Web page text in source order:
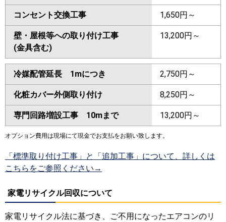
コンセント交換工事 1,650円～
壁・屋根等への取り付け工事
(金具含む)
13,200円～
冷媒配管延長 1mにつき 2,750円～
化粧カバー外側取り付け 8,250円～
専門回路増設工事 10mまで 13,200円～
オプション費用は現場にて現金でお支払をお願い致します。
「標準取り付け工事」と「追加工事」について、詳しくは
こちらをご参照ください→
家電リサイクル回収について
家電リサイクル法に基づき、ご不用になったエアコンのリ